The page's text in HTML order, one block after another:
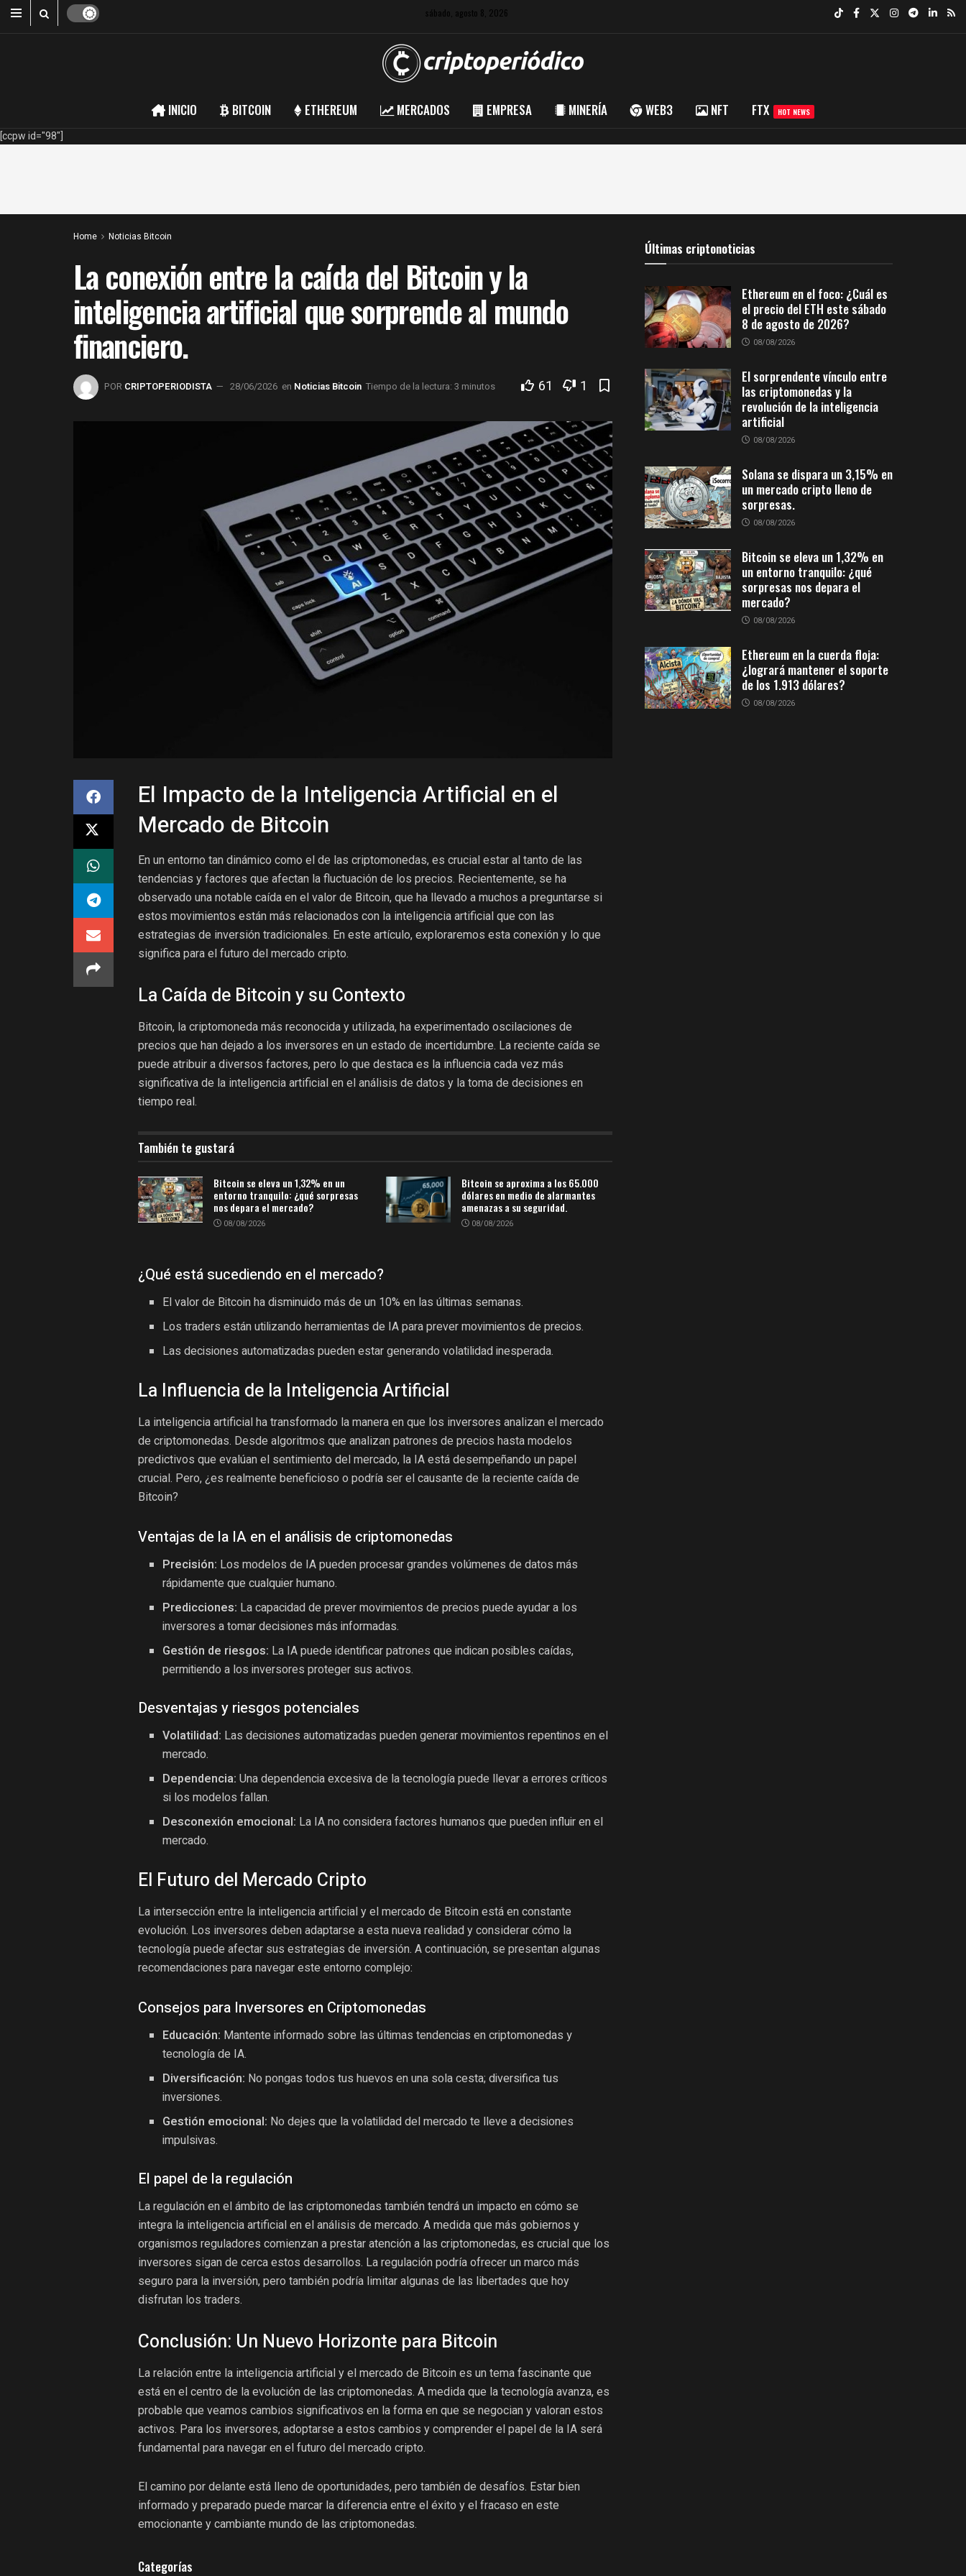
sábado, agosto 8, 2026
INICIO BITCOIN ETHEREUM MERCADOS EMPRESA MINERÍA WEB3 NFT FTX HOT NEWS
[ccpw id="98"]
Home Noticias Bitcoin
La conexión entre la caída del Bitcoin y la
inteligencia artificial que sorprende al mundo
financiero.
POR CRIPTOPERIODISTA 28/06/2026 en Noticias Bitcoin Tiempo de la lectura: 3 minutos 61 1
El Impacto de la Inteligencia Artificial en el
Mercado de Bitcoin
En un entorno tan dinámico como el de las criptomonedas, es crucial estar al tanto de las
tendencias y factores que afectan la fluctuación de los precios. Recientemente, se ha
observado una notable caída en el valor de Bitcoin, que ha llevado a muchos a preguntarse si
estos movimientos están más relacionados con la inteligencia artificial que con las
estrategias de inversión tradicionales. En este artículo, exploraremos esta conexión y lo que
significa para el futuro del mercado cripto.
La Caída de Bitcoin y su Contexto
Bitcoin, la criptomoneda más reconocida y utilizada, ha experimentado oscilaciones de
precios que han dejado a los inversores en un estado de incertidumbre. La reciente caída se
puede atribuir a diversos factores, pero lo que destaca es la influencia cada vez más
significativa de la inteligencia artificial en el análisis de datos y la toma de decisiones en
tiempo real.
También te gustará
Bitcoin se eleva un 1,32% en un
entorno tranquilo: ¿qué sorpresas
nos depara el mercado?
08/08/2026
Bitcoin se aproxima a los 65.000
dólares en medio de alarmantes
amenazas a su seguridad.
08/08/2026
¿Qué está sucediendo en el mercado?
El valor de Bitcoin ha disminuido más de un 10% en las últimas semanas.
Los traders están utilizando herramientas de IA para prever movimientos de precios.
Las decisiones automatizadas pueden estar generando volatilidad inesperada.
La Influencia de la Inteligencia Artificial
La inteligencia artificial ha transformado la manera en que los inversores analizan el mercado
de criptomonedas. Desde algoritmos que analizan patrones de precios hasta modelos
predictivos que evalúan el sentimiento del mercado, la IA está desempeñando un papel
crucial. Pero, ¿es realmente beneficioso o podría ser el causante de la reciente caída de
Bitcoin?
Ventajas de la IA en el análisis de criptomonedas
Precisión: Los modelos de IA pueden procesar grandes volúmenes de datos más
rápidamente que cualquier humano.
Predicciones: La capacidad de prever movimientos de precios puede ayudar a los
inversores a tomar decisiones más informadas.
Gestión de riesgos: La IA puede identificar patrones que indican posibles caídas,
permitiendo a los inversores proteger sus activos.
Desventajas y riesgos potenciales
Volatilidad: Las decisiones automatizadas pueden generar movimientos repentinos en el
mercado.
Dependencia: Una dependencia excesiva de la tecnología puede llevar a errores críticos
si los modelos fallan.
Desconexión emocional: La IA no considera factores humanos que pueden influir en el
mercado.
El Futuro del Mercado Cripto
La intersección entre la inteligencia artificial y el mercado de Bitcoin está en constante
evolución. Los inversores deben adaptarse a esta nueva realidad y considerar cómo la
tecnología puede afectar sus estrategias de inversión. A continuación, se presentan algunas
recomendaciones para navegar este entorno complejo:
Consejos para Inversores en Criptomonedas
Educación: Mantente informado sobre las últimas tendencias en criptomonedas y
tecnología de IA.
Diversificación: No pongas todos tus huevos en una sola cesta; diversifica tus
inversiones.
Gestión emocional: No dejes que la volatilidad del mercado te lleve a decisiones
impulsivas.
El papel de la regulación
La regulación en el ámbito de las criptomonedas también tendrá un impacto en cómo se
integra la inteligencia artificial en el análisis de mercado. A medida que más gobiernos y
organismos reguladores comienzan a prestar atención a las criptomonedas, es crucial que los
inversores sigan de cerca estos desarrollos. La regulación podría ofrecer un marco más
seguro para la inversión, pero también podría limitar algunas de las libertades que hoy
disfrutan los traders.
Conclusión: Un Nuevo Horizonte para Bitcoin
La relación entre la inteligencia artificial y el mercado de Bitcoin es un tema fascinante que
está en el centro de la evolución de las criptomonedas. A medida que la tecnología avanza, es
probable que veamos cambios significativos en la forma en que se negocian y valoran estos
activos. Para los inversores, adoptarse a estos cambios y comprender el papel de la IA será
fundamental para navegar en el futuro del mercado cripto.
El camino por delante está lleno de oportunidades, pero también de desafíos. Estar bien
informado y preparado puede marcar la diferencia entre el éxito y el fracaso en este
emocionante y cambiante mundo de las criptomonedas.
Categorías
Últimas criptonoticias
Ethereum en el foco: ¿Cuál es
el precio del ETH este sábado
8 de agosto de 2026?
08/08/2026
El sorprendente vínculo entre
las criptomonedas y la
revolución de la inteligencia
artificial
08/08/2026
Solana se dispara un 3,15% en
un mercado cripto lleno de
sorpresas.
08/08/2026
Bitcoin se eleva un 1,32% en
un entorno tranquilo: ¿qué
sorpresas nos depara el
mercado?
08/08/2026
Ethereum en la cuerda floja:
¿logrará mantener el soporte
de los 1.913 dólares?
08/08/2026